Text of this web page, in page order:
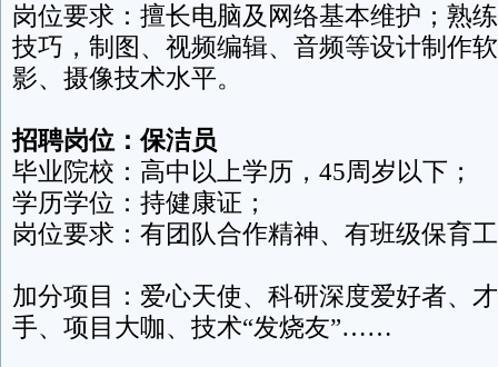
岗位要求：擅长电脑及网络基本维护；熟
技巧，制图、视频编辑、音频等设计制作
影、摄像技术水平。
招聘岗位：保洁员
毕业院校：高中以上学历，45周岁以下；
学历学位：持健康证；
岗位要求：有团队合作精神、有班级保育
加分项目：爱心天使、科研深度爱好者、
手、项目大咖、技术“发烧友”……